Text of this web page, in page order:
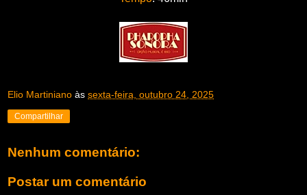
Elio Martiniano às sexta-feira, outubro 24, 2025
Compartilhar
Nenhum comentário:
Postar um comentário